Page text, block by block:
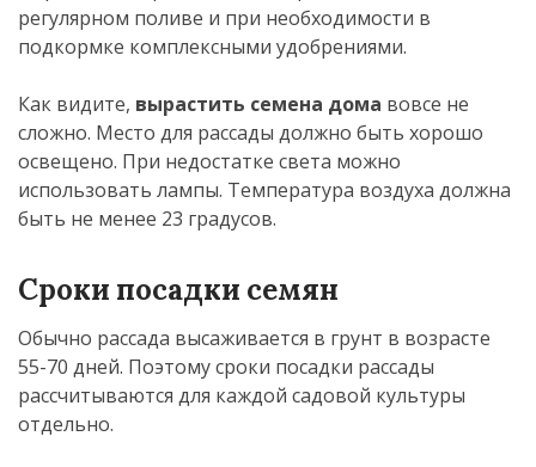
регулярном поливе и при необходимости в
подкормке комплексными удобрениями.
Как видите, вырастить семена дома вовсе не
сложно. Место для рассады должно быть хорошо
освещено. При недостатке света можно
использовать лампы. Температура воздуха должна
быть не менее 23 градусов.
Сроки посадки семян
Обычно рассада высаживается в грунт в возрасте
55-70 дней. Поэтому сроки посадки рассады
рассчитываются для каждой садовой культуры
отдельно.